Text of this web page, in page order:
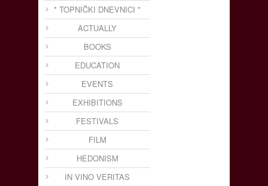
* TOPNIČKI DNEVNICI *
ACTUALLY
BOOKS
EDUCATION
EVENTS
EXHIBITIONS
FESTIVALS
FILM
HEDONISM
IN VINO VERITAS